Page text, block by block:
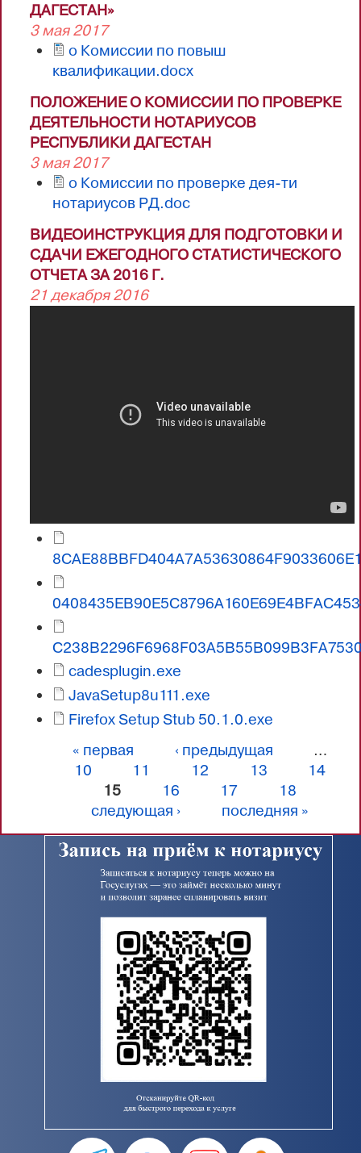
ДАГЕСТАН»
3 мая 2017
о Комиссии по повыш
квалификации.docx
ПОЛОЖЕНИЕ О КОМИССИИ ПО ПРОВЕРКЕ
ДЕЯТЕЛЬНОСТИ НОТАРИУСОВ
РЕСПУБЛИКИ ДАГЕСТАН
3 мая 2017
о Комиссии по проверке дея-ти
нотариусов РД.doc
ВИДЕОИНСТРУКЦИЯ ДЛЯ ПОДГОТОВКИ И
СДАЧИ ЕЖЕГОДНОГО СТАТИСТИЧЕСКОГО
ОТЧЕТА ЗА 2016 Г.
21 декабря 2016
cadesplugin.exe
JavaSetup8u111.exe
Firefox Setup Stub 50.1.0.exe
Страницы
« первая ‹ предыдущая
…
10
11 12 13
14
15
16 17
18
следующая ›
последняя »